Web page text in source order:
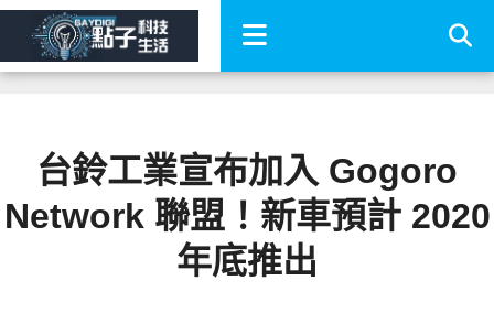
台鈴工業宣布加入 Gogoro
Network 聯盟！新車預計 2020
年底推出